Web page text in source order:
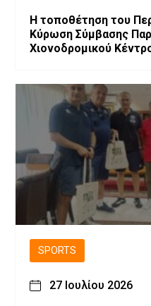
Η τοποθέτηση του
Κύρωση Σύμβασης
Χιονοδρομικού
SPORTS
27 Ιουλίου 2026